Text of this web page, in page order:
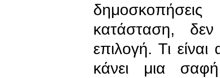
κατάσταση, δεν
επιλογή. Τι
κάνει μια